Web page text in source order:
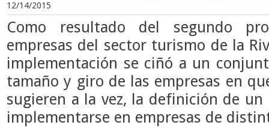
12/14/2015
Como resultado del segundo
empresas del sector turismo de la
implementación se ciñó a un
tamaño y giro de las empresas en
sugieren a la vez, la definición de un
implementarse en empresas de